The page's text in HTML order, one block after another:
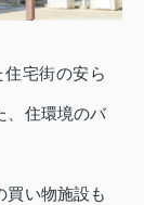
宅街の安ら
、住環境のバ
買い物施設も